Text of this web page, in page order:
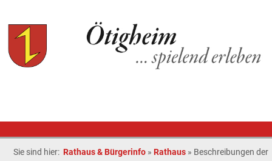
Sie sind hier: Rathaus & Bürgerinfo » Rathaus » Beschreibungen der